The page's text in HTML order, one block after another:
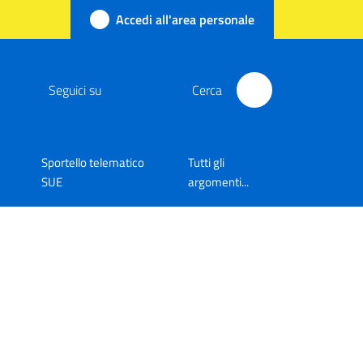
Accedi all'area personale
Seguici su Cerca
Sportello telematico
SUE
Tutti gli
argomenti...